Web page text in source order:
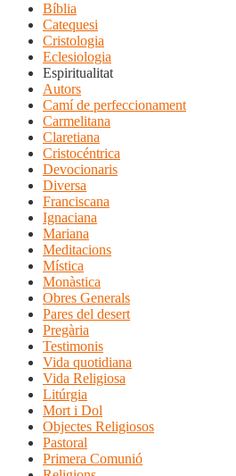
Bíblia
Catequesi
Cristologia
Eclesiologia
Espiritualitat
Autors
Camí de perfeccionament
Carmelitana
Claretiana
Cristocéntrica
Devocionaris
Diversa
Franciscana
Ignaciana
Mariana
Meditacions
Mística
Monàstica
Obres Generals
Pares del desert
Pregària
Testimonis
Vida quotidiana
Vida Religiosa
Litúrgia
Mort i Dol
Objectes Religiosos
Pastoral
Primera Comunió